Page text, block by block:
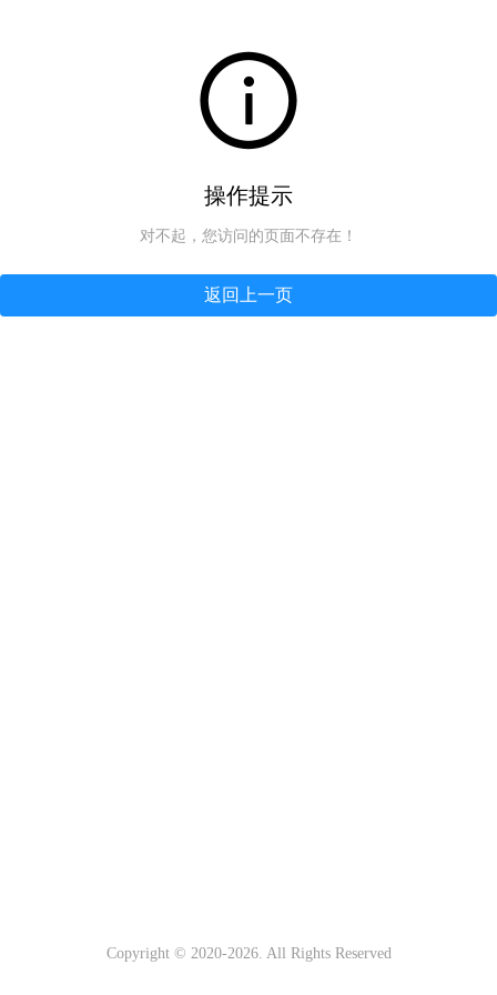
操作提示
对不起，您访问的页面不存在！
返回上一页
Copyright © 2020-2026. All Rights Reserved